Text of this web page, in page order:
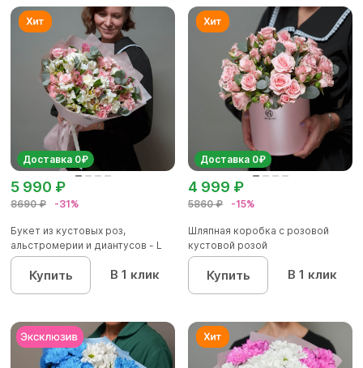
Доставка 0₽
8690 ₽ -31%
5 990 ₽
Букет из кустовых роз,
альстромерии и диантусов - L
Купить В 1 клик
Доставка 0₽
5860 ₽ -15%
4 999 ₽
Шляпная коробка с розовой
кустовой розой
Купить В 1 клик